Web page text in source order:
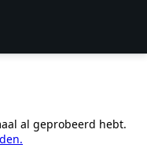
al geprobeerd hebt.